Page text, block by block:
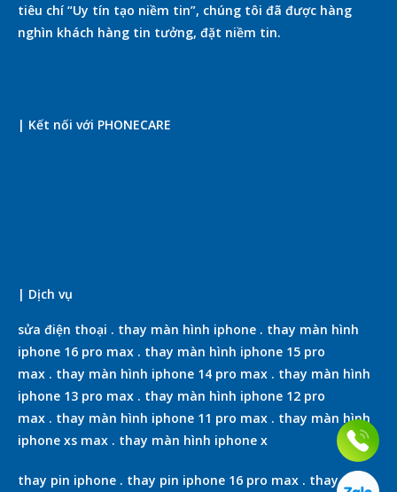
tiêu chí “Uy tín tạo niềm tin”, chúng tôi đã được hàng
nghìn khách hàng tin tưởng, đặt niềm tin.
| Kết nối với PHONECARE
| Dịch vụ
sửa điện thoại . thay màn hình iphone . thay màn hình
iphone 16 pro max . thay màn hình iphone 15 pro
max . thay màn hình iphone 14 pro max . thay màn hình
iphone 13 pro max . thay màn hình iphone 12 pro
max . thay màn hình iphone 11 pro max . thay màn hình
iphone xs max . thay màn hình iphone x
thay pin iphone . thay pin iphone 16 pro max . thay pin